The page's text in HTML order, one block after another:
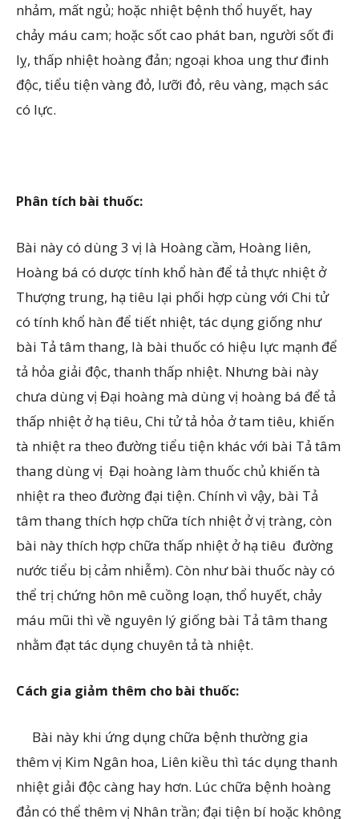
nhảm, mất ngủ; hoặc nhiệt bệnh thổ huyết, hay
chảy máu cam; hoặc sốt cao phát ban, người sốt đi
lỵ, thấp nhiệt hoàng đản; ngoại khoa ung th­ư đinh
độc, tiểu tiện vàng đỏ, lưỡi đỏ, rêu vàng, mạch sác
có lực.
Phân tích bài thuốc:
Bài này có dùng 3 vị là Hoàng cầm, Hoàng liên,
Hoàng bá có dược tính khổ hàn để tả thực nhiệt ở
Thượng trung, hạ tiêu lại phối hợp cùng với Chi tử
có tính khổ hàn để tiết nhiệt, tác dụng giống như
bài Tả tâm thang, là bài thuốc có hiệu lực mạnh để
tả hỏa giải độc, thanh thấp nhiệt. Nhưng bài này
chưa dùng vị Đại hoàng mà dùng vị hoàng bá để tả
thấp nhiệt ở hạ tiêu, Chi tử tả hỏa ở tam tiêu, khiến
tà nhiệt ra theo đường tiểu tiện khác với bài Tả tâm
thang dùng vị Đại hoàng làm thuốc chủ khiến tà
nhiệt ra theo đường đại tiện. Chính vì vậy, bài Tả
tâm thang thích hợp chữa tích nhiệt ở vị tràng, còn
bài này thích hợp chữa thấp nhiệt ở hạ tiêu đường
nước tiểu bị cảm nhiễm). Còn như bài thuốc này có
thể trị chứng hôn mê cuồng loạn, thổ huyết, chảy
máu mũi thì về nguyên lý giống bài Tả tâm thang
nhằm đạt tác dụng chuyên tả tà nhiệt.
Cách gia giảm thêm cho bài thuốc:
Bài này khi ứng dụng chữa bệnh thường gia
thêm vị Kim Ngân hoa, Liên kiều thì tác dụng thanh
nhiệt giải độc càng hay hơn. Lúc chữa bệnh hoàng
đản có thể thêm vị Nhân trần; đại tiện bí hoặc không